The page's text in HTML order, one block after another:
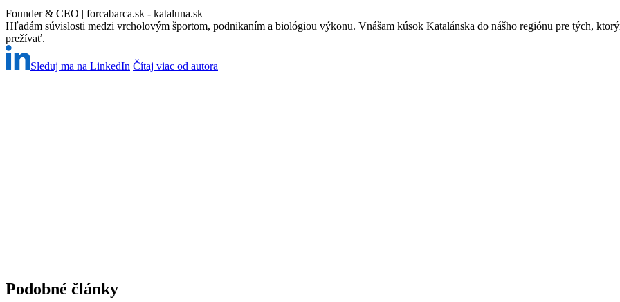
Founder & CEO | forcabarca.sk - kataluna.sk
Hľadám súvislosti medzi vrcholovým športom, podnikaním a biológiou výkonu. Vnášam kúsok Katalánska do nášho regiónu pre tých,
prežívať.
Sleduj ma na LinkedIn Čítaj viac od autora
Podobné články